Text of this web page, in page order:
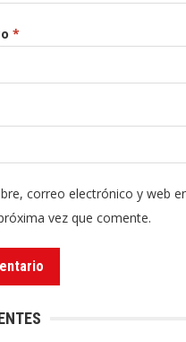
*
correo electrónico y web
vez que comente.